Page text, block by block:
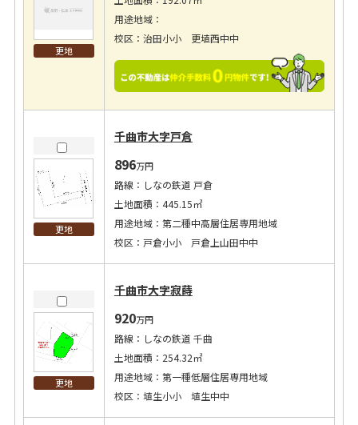
更地
用途地域：
校区：治田小小 更埴西中中
更地
千曲市大字戸倉
896万円
路線：しなの鉄道 戸倉
土地面積：445.15㎡
用途地域：第二種中高層住居専用地域
校区：戸倉小小 戸倉上山田中中
更地
千曲市大字寂蒔
920万円
路線：しなの鉄道 千曲
土地面積：254.32㎡
用途地域：第一種低層住居専用地域
校区：埴生小小 埴生中中